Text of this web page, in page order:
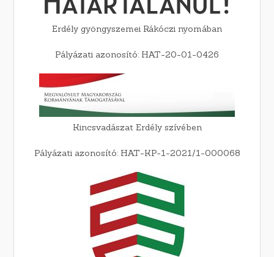
Erdély gyöngyszemei Rákóczi nyomában
Pályázati azonosító: HAT-20-01-0426
Kincsvadászat Erdély szívében
Pályázati azonosító: HAT-KP-1-2021/1-000068